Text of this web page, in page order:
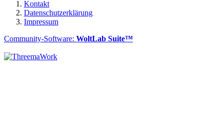
Kontakt
Datenschutzerklärung
Impressum
Community-Software: WoltLab Suite™